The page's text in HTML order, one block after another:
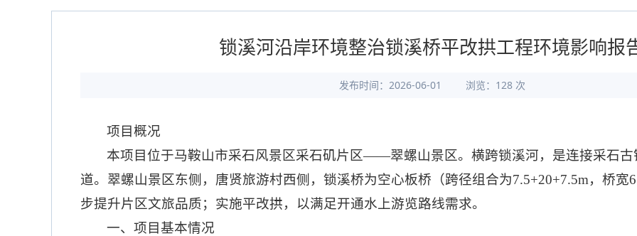
锁溪河沿岸环境整治锁溪桥平改拱工程环境影响报
发布时间：2026-06-01 浏览： 128 次
项目概况
本项目位于马鞍山市采石风景区采石矶片区——翠螺山景区。横跨锁溪河，是连接采石古
道。翠螺山景区东侧，唐贤旅游村西侧，锁溪桥为空心板桥（跨径组合为7.5+20+7.5m，桥宽
步提升片区文旅品质；实施平改拱，以满足开通水上游览路线需求。
一、项目基本情况